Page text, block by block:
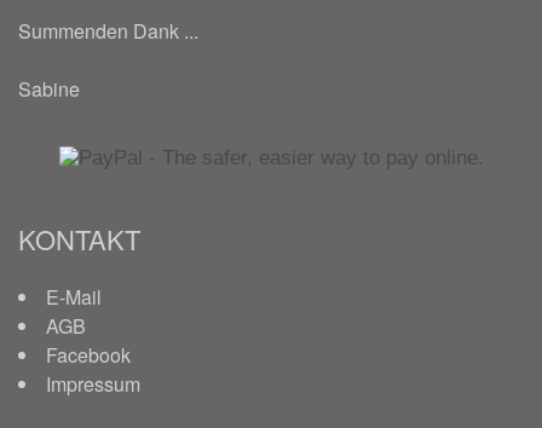
Summenden Dank ...
Sabine
KONTAKT
E-Mail
AGB
Facebook
Impressum